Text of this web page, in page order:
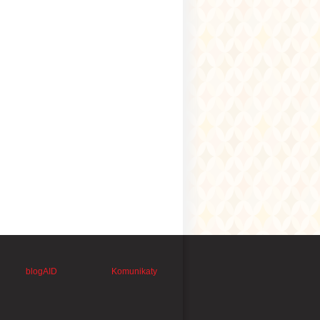
blogAID Komunikaty